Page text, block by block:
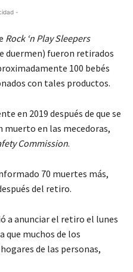
-
Rock ‘n Play Sleepers
duermen) fueron retirados
100 bebés
con tales productos.
en 2019 después de que se
muerto en las mecedoras,
Commission.
70 muertes más,
del retiro.
a anunciar el retiro el lunes
que muchos de los
de las personas,